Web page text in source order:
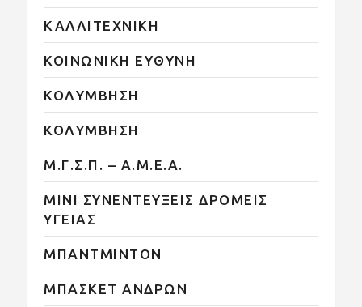
ΚΑΛΛΙΤΕΧΝΙΚΗ
ΚΟΙΝΩΝΙΚΗ ΕΥΘΥΝΗ
ΚΟΛΥΜΒΗΣΗ
ΚΟΛΥΜΒΗΣΗ
Μ.Γ.Σ.Π. – Α.Μ.Ε.Α.
ΜΙΝΙ ΣΥΝΕΝΤΕΥΞΕΙΣ ΔΡΟΜΕΙΣ
ΥΓΕΙΑΣ
ΜΠΑΝΤΜΙΝΤΟΝ
ΜΠΑΣΚΕΤ ΑΝΔΡΩΝ